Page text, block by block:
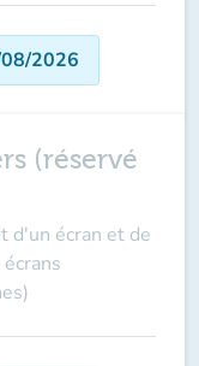
2026
(réservé
d'un écran et de